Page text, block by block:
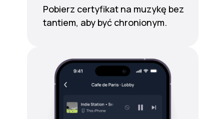
Pobierz certyfikat na muzykę bez
tantiem, aby być chronionym.